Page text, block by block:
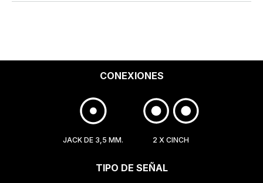
CONEXIONES
JACK DE 3,5 MM. 2 X CINCH
TIPO DE SEÑAL